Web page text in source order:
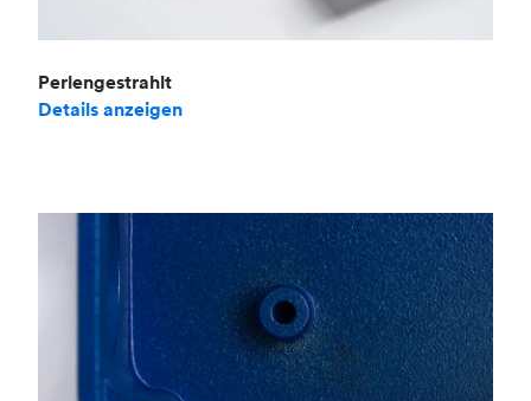
Perlengestrahlt
Details anzeigen